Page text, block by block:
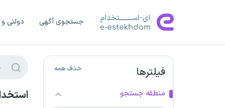
جستجوی آگهی دولتی
فیلترها حذف همه
منطقه جستجو